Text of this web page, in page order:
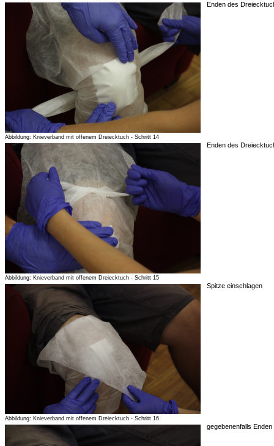
Abbildung: Knieverband mit offenem Dreiecktuch - Schritt 14
Enden des
Abbildung: Knieverband mit offenem Dreiecktuch - Schritt 15
Enden des
Abbildung: Knieverband mit offenem Dreiecktuch - Schritt 16
Spitze einschlagen
gegebenenfalls